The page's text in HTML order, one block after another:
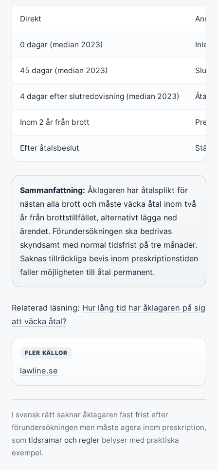
Direkt
0 dagar (median 2023)
45 dagar (median 2023)
4 dagar efter slutredovisning (median 2023)
Inom 2 år från brott
Efter åtalsbeslut
Sammanfattning: Åklagaren har åtalsplikt för
nästan alla brott och måste väcka åtal inom två
år från brottstillfället, alternativt lägga ned
ärendet. Förundersökningen ska bedrivas
skyndsamt med normal tidsfrist på tre månader.
Saknas tillräckliga bevis inom preskriptionstiden
faller möjligheten till åtal permanent.
Relaterad läsning: Hur lång tid har åklagaren på sig
att väcka åtal?
FLER KÄLLOR
lawline.se
I svensk rätt saknar åklagaren fast frist efter
förundersökningen men måste agera inom preskription,
som tidsramar och regler belyser med praktiska
exempel.